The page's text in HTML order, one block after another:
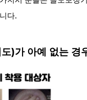
다.
)가 아예 없는 경